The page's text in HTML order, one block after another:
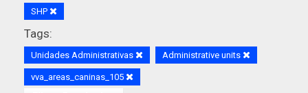
SHP
Tags:
Unidades Administrativas Administrative units
vva_areas_caninas_105